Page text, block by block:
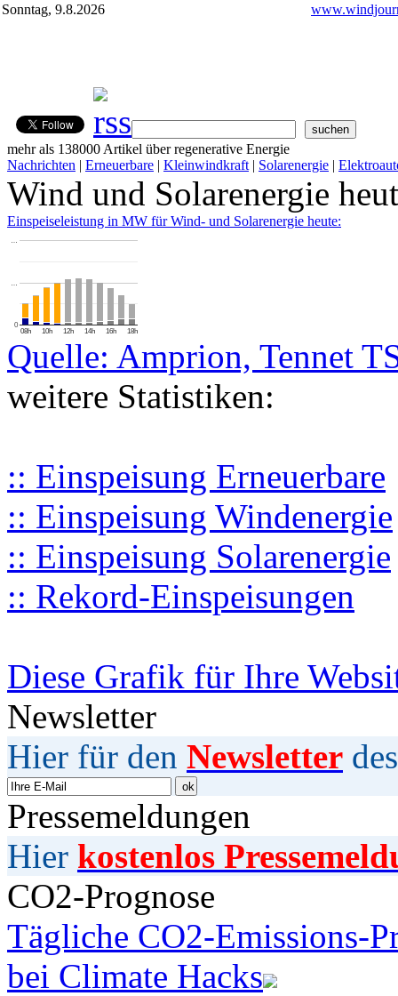
Sonntag, 9.8.2026
mehr als 138000 Artikel über regenerative Energie
Nachrichten | Erneuerbare | Kleinwindkraft | Solarenergie |
Wind und Solarenergie
Einspeiseleistung in MW für Wind- und Solarenergie heute:
08h 10h 12h 14h 16h 18h
0
…
…
Quelle: Amprion, Tennet
weitere Statistiken:
:: Einspeisung Erneuerbare
:: Einspeisung Windenergie
:: Einspeisung Solarenergie
:: Rekord-Einspeisungen
Diese Grafik für Ihre
Newsletter
Hier für den Newsletter
Pressemeldungen
Hier kostenlos
CO2-Prognose
Tägliche CO2-Emissions-
bei Climate Hacks